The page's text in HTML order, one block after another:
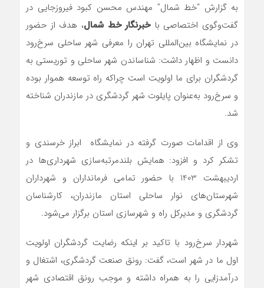
به گزارش “خط شمال” مهندس محسن کبود فیروزجایی در
گفت‌وگوی اختصاصی باخبرنگار خط شمال، هدف از حضور
در نمایشگاه بین‌المللی تهران را معرفی شهر ساحلی سرخ‌رود
دانست و اظهار داشت: شناساندن شهر ساحلی و توریستی به
گردشگران برای ما اولویت است چراکه راه توسعه هموار بوده
و سرخ‌رود به‌عنوان پایلوت شهر گردشگری در مازندران شناخته
شد.
وی از اقدامات صورت گرفته در نمایشگاه ابراز خرسندی و
تشکر کرد و افزود: همایش بلندمرتبه‌سازی شهرداری‌ها در
اردیبهشت 1403 با حضور تمامی فرمانداران و شهرداران
شهرستان‌های نوار ساحلی استان مازندران، کارشناسان
گردشگری و مدیرکل راه و شهرسازی استان برگزار می‌شود.
شهردار سرخ‌رود با تاکید بر اینکه رضایت گردشگران اولویت
اول ما در شهر است، گفت: رونق صنعت گردشگری، اشتغال و
درآمدزایی را به همراه داشته و موجب رونق اقتصادی شهر